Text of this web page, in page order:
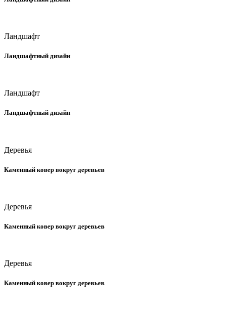
Ландшафт
Ландшафтный дизайн
Ландшафт
Ландшафтный дизайн
Деревья
Каменный ковер вокруг деревьев
Деревья
Каменный ковер вокруг деревьев
Деревья
Каменный ковер вокруг деревьев